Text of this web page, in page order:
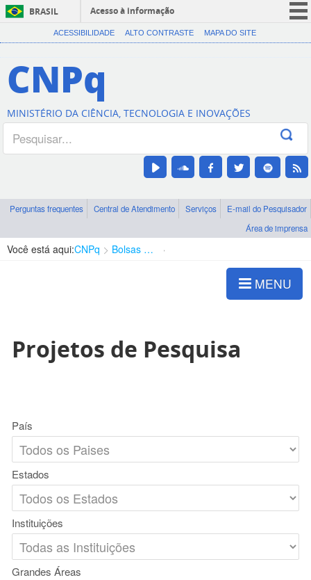
BRASIL
Acesso à informação
CORONAVÍRUS (COVID-19)
Canais
ACESSIBILIDADE ALTO CONTRASTE MAPA DO SITE
CNPq
MINISTÉRIO DA CIÊNCIA, TECNOLOGIA E INOVAÇÕES
Perguntas frequentes Central de Atendimento Serviços
E-mail do Pesquisador
Área de imprensa
Você está aqui:CNPq Bolsas e Auxílios Vigentes
MENU
Projetos de Pesquisa
País
Estados
Instituições
Grandes Áreas